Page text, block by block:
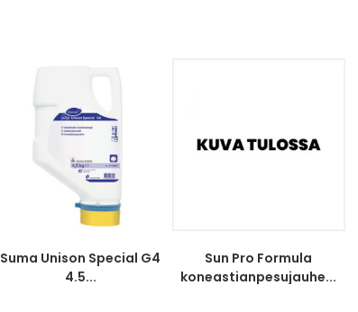
Suma Unison Special G4
4.5...
Sun Pro Formula
koneastianpesujauhe...